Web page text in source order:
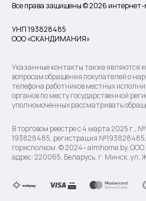
Все права защищены © 2026
УНП 193828485
ООО «СКАНДИМАНИЯ»
Указанные контакты также являются
вопросам обращения покупателей о
телефона работников местных
органов по месту государственной
уполномоченных рассматривать
В торговом реестре с 4 марта 2025 г.,
193828485, регистрация
горисполком. © 2024– almhome.by,
адрес: 220065, Беларусь, г. Минск, ул.